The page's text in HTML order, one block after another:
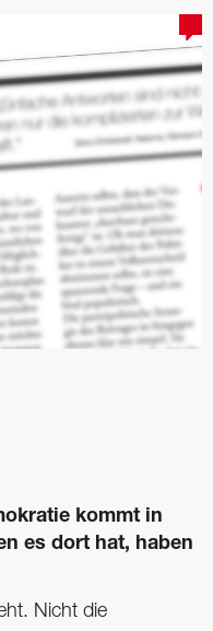
kommt in
es dort hat, haben
Nicht die